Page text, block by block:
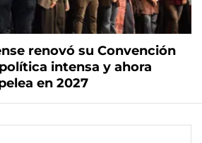
renovó su Convención
intensa y ahora
en 2027